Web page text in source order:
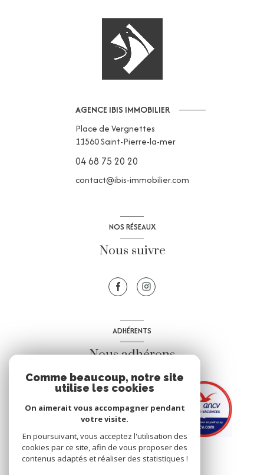
AGENCE IBIS IMMOBILIER
Place de Vergnettes
11560Saint-Pierre-la-mer
04 68 75 20 20
contact@ibis-immobilier.com
NOS RÉSEAUX
Nous suivre
ADHÉRENTS
Nous adhérons
Comme beaucoup, notre site
utilise les cookies
On aimerait vous accompagner pendant
votre visite.
En poursuivant, vous acceptez l'utilisation des
cookies par ce site, afin de vous proposer des
contenus adaptés et réaliser des statistiques !